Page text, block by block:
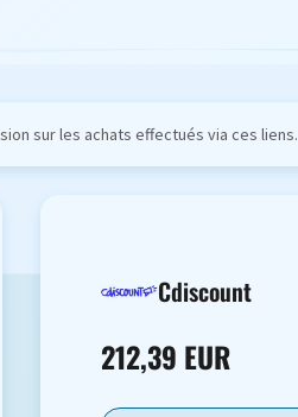
sur les achats effectués via ces liens.
Cdiscount
212,39 EUR